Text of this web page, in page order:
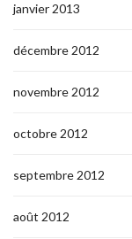
janvier 2013
décembre 2012
novembre 2012
octobre 2012
septembre 2012
août 2012